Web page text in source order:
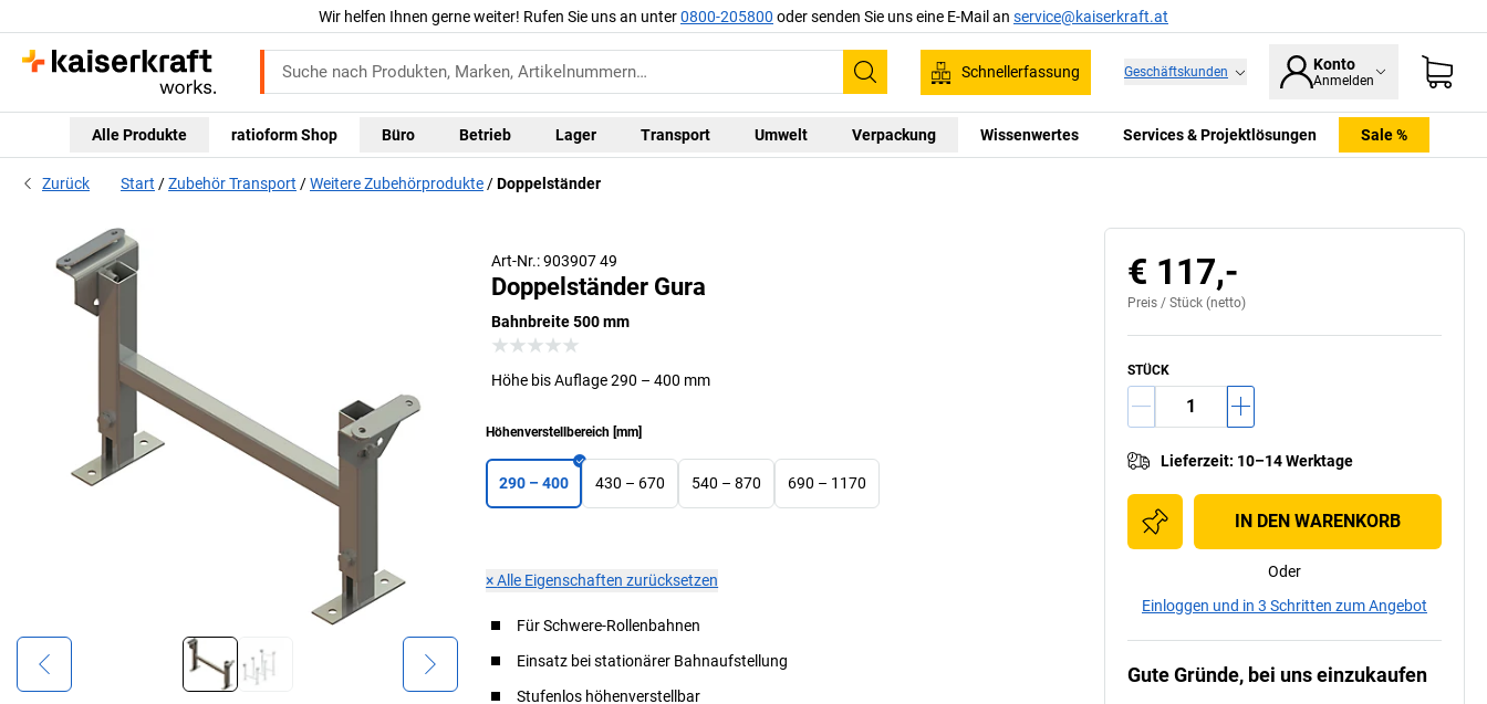
Wir helfen Ihnen gerne weiter! Rufen Sie uns an unter0800-205800 oder senden Sie uns eine E-Mail an service@kaiserkraft.at
Suchen
Schnellerfassung Geschäftskunden Konto
Anmelden
Alle Produkte ratioform Shop Büro Betrieb Lager Transport Umwelt Verpackung Wissenwertes Services & Projektlösungen Sale %
Zurück Start Zubehör Transport Weitere Zubehörprodukte Doppelständer
Art-Nr.: 903907 49
Doppelständer Gura
Bahnbreite 500 mm
Höhe bis Auflage 290 – 400 mm
Höhenverstellbereich [mm]
290 – 400 430 – 670 540 – 870 690 – 1170
×Alle Eigenschaften zurücksetzen
Für Schwere-Rollenbahnen
Einsatz bei stationärer Bahnaufstellung
Stufenlos höhenverstellbar
€ 117,-
Preis / Stück (netto)
STÜCK
Lieferzeit: 10–14 Werktage
IN DEN WARENKORB
Oder
Einloggen und in 3 Schritten zum Angebot
Gute Gründe, bei uns einzukaufen